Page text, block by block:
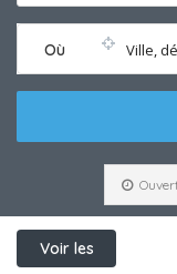
Où Ville,
Voir les